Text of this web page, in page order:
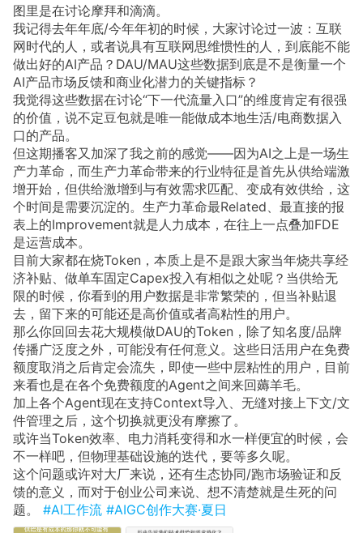
图里是在讨论摩拜和滴滴。
我记得去年年底/今年年初的时候，大家讨论过一波：互联
网时代的人，或者说具有互联网思维惯性的人，到底能不能
做出好的AI产品？DAU/MAU这些数据到底是不是衡量一个
AI产品市场反馈和商业化潜力的关键指标？
我觉得这些数据在讨论“下一代流量入口”的维度肯定有很强
的价值，说不定豆包就是唯一能做成本地生活/电商数据入
口的产品。
但这期播客又加深了我之前的感觉——因为AI之上是一场生
产力革命，而生产力革命带来的行业特征是首先从供给端激
增开始，但供给激增到与有效需求匹配、变成有效供给，这
个时间是需要沉淀的。生产力革命最Related、最直接的报
表上的Improvement就是人力成本，在往上一点叠加FDE
是运营成本。
目前大家都在烧Token，本质上是不是跟大家当年烧共享经
济补贴、做单车固定Capex投入有相似之处呢？当供给无
限的时候，你看到的用户数据是非常繁荣的，但当补贴退
去，留下来的可能还是高价值或者高粘性的用户。
那么你回回去花大规模做DAU的Token，除了知名度/品牌
传播广泛度之外，可能没有任何意义。这些日活用户在免费
额度取消之后肯定会流失，即使一些中层粘性的用户，目前
来看也是在各个免费额度的Agent之间来回薅羊毛。
加上各个Agent现在支持Context导入、无缝对接上下文/文
件管理之后，这个切换就更没有摩擦了。
或许当Token效率、电力消耗变得和水一样便宜的时候，会
不一样吧，但物理基础设施的迭代，要等多久呢。
这个问题或许对大厂来说，还有生态协同/跑市场验证和反
馈的意义，而对于创业公司来说、想不清楚就是生死的问
题。 #AI工作流 #AIGC创作大赛·夏日